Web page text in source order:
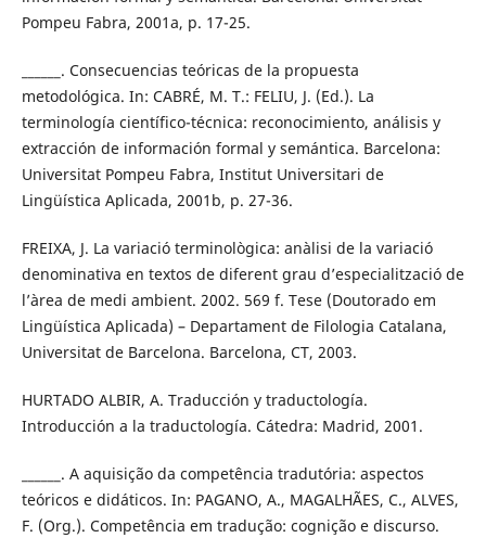
Pompeu Fabra, 2001a, p. 17-25.
______. Consecuencias teóricas de la propuesta
metodológica. In: CABRÉ, M. T.: FELIU, J. (Ed.). La
terminología científico-técnica: reconocimiento, análisis y
extracción de información formal y semántica. Barcelona:
Universitat Pompeu Fabra, Institut Universitari de
Lingüística Aplicada, 2001b, p. 27-36.
FREIXA, J. La variació terminològica: anàlisi de la variació
denominativa en textos de diferent grau d’especialització de
l’àrea de medi ambient. 2002. 569 f. Tese (Doutorado em
Lingüística Aplicada) – Departament de Filologia Catalana,
Universitat de Barcelona. Barcelona, CT, 2003.
HURTADO ALBIR, A. Traducción y traductología.
Introducción a la traductología. Cátedra: Madrid, 2001.
______. A aquisição da competência tradutória: aspectos
teóricos e didáticos. In: PAGANO, A., MAGALHÃES, C., ALVES,
F. (Org.). Competência em tradução: cognição e discurso.